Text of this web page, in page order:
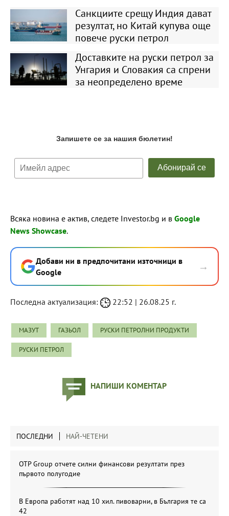
Санкциите срещу Индия дават
резултат, но Китай купува още
повече руски петрол
Доставките на руски петрол за
Унгария и Словакия са спрени
за неопределено време
Всяка новина е актив, следете Investor.bg и в Google
News Showcase.
Добави ни в предпочитани източници в
Google
→
Последна актуализация: 22:52 | 26.08.25 г.
МАЗУТ ГАЗЬОЛ РУСКИ ПЕТРОЛНИ ПРОДУКТИ
РУСКИ ПЕТРОЛ
НАПИШИ КОМЕНТАР
ПОСЛЕДНИ НАЙ-ЧЕТЕНИ
OTP Group отчете силни финансови резултати през
първото полугодие
В Европа работят над 10 хил. пивоварни, в България те са
42